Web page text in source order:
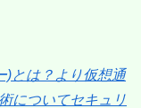
)とは？より仮想通
についてセキュリ